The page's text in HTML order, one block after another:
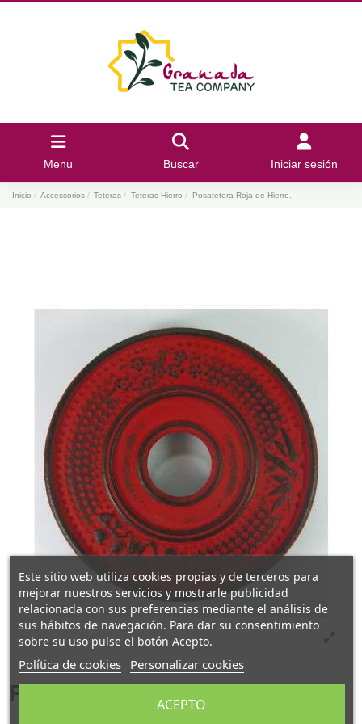
Menu Buscar Iniciar sesión
Inicio Accessorios Teteras Teteras Hierro Posatetera Roja de Hierro.
Posatetera Roja de Hierro.
Este sitio web utiliza cookies propias y de terceros para
mejorar nuestros servicios y mostrarle publicidad
relacionada con sus preferencias mediante el análisis de
sus hábitos de navegación. Para dar su consentimiento
sobre su uso pulse el botón Acepto.
Política de cookies Personalizar cookies
ACEPTO